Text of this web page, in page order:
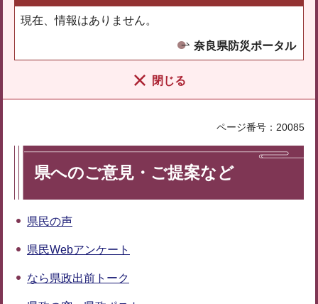
現在、情報はありません。
奈良県防災ポータル
閉じる
ページ番号：20085
県へのご意見・ご提案など
県民の声
県民Webアンケート
なら県政出前トーク